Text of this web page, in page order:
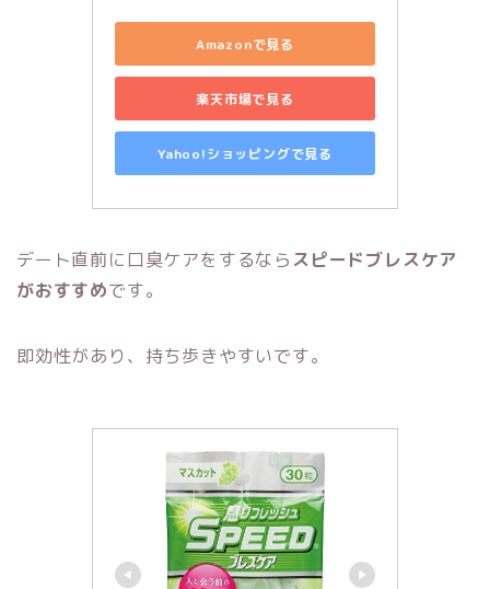
Amazonで見る
楽天市場で見る
Yahoo!ショッピングで見る
デート直前に口臭ケアをするなら スピードブレスケア
がおすすめです。
即効性があり、持ち歩きやすいです。